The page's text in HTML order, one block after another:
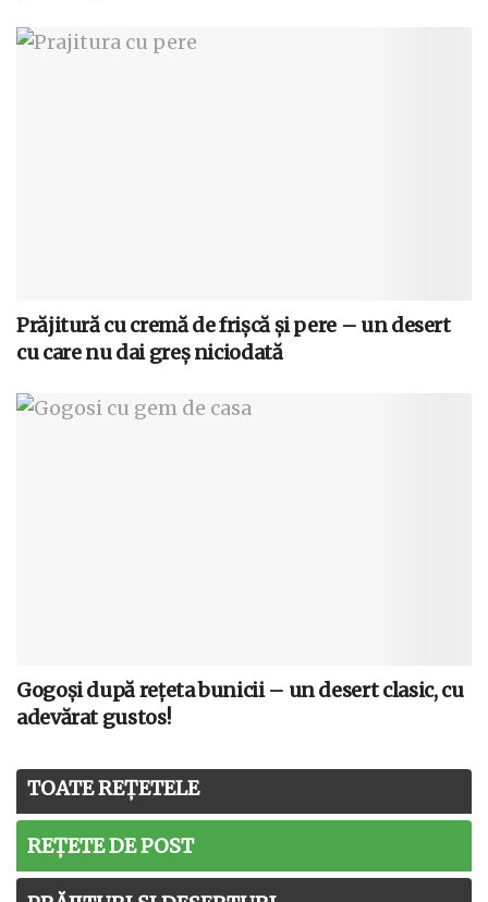
Prăjitură cu cremă de frișcă și pere – un desert
cu care nu dai greș niciodată
Gogoși după rețeta bunicii – un desert clasic, cu
adevărat gustos!
TOATE REȚETELE
REȚETE DE POST